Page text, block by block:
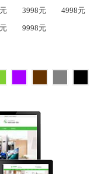
3998元
4998元
9998元